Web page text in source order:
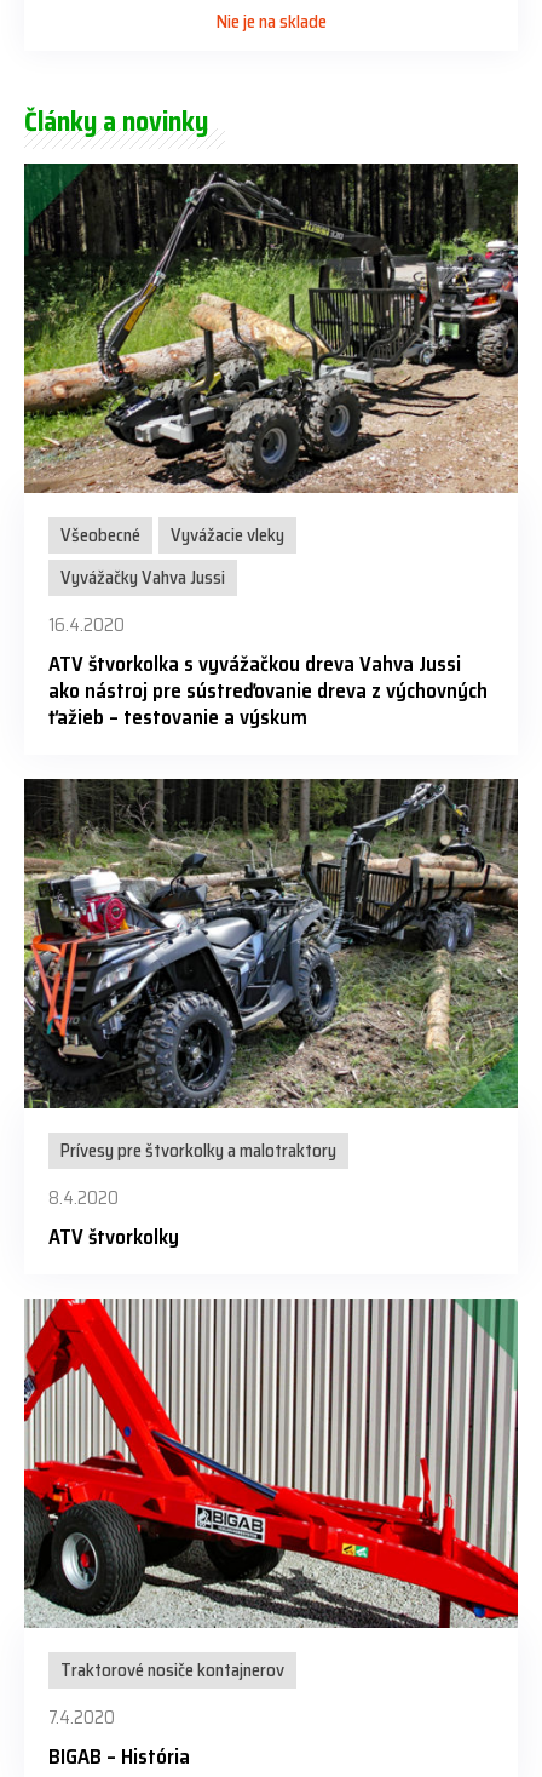
Nie je na sklade
Články a novinky
Všeobecné
Vyvážacie vleky
Vyvážačky Vahva Jussi
16.4.2020
ATV štvorkolka s vyvážačkou dreva Vahva Jussi
ako nástroj pre sústreďovanie dreva z výchovných
ťažieb – testovanie a výskum
Prívesy pre štvorkolky a malotraktory
8.4.2020
ATV štvorkolky
Traktorové nosiče kontajnerov
7.4.2020
BIGAB – História